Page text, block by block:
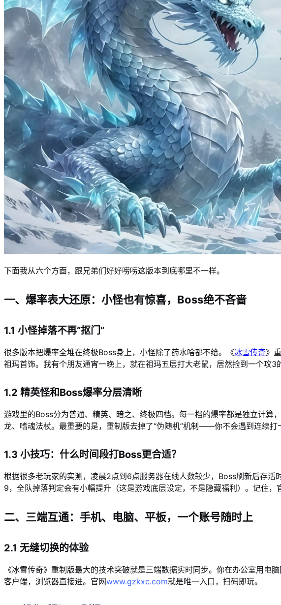
下面我从六个方面，跟兄弟们好好唠唠这版本到底哪里不一样。
一、爆率表大还原：小怪也有惊喜，Boss绝不吝啬
1.1 小怪掉落不再“抠门”
很多版本把爆率全堆在终极Boss身上，小怪除了药水啥都不给。《冰雪传奇》
祖玛首饰。我有个朋友通宵一晚上，就在祖玛五层打大老鼠，居然捡到一个攻
1.2 精英怪和Boss爆率分层清晰
游戏里的Boss分为普通、精英、暗之、终极四档。每一档的爆率都是独立计
龙、嗜魂法杖。最重要的是，重制版去掉了“伪随机”机制——你不会遇到连续打
1.3 小技巧：什么时间段打Boss更合适？
根据很多老玩家的实测，凌晨2点到6点服务器在线人数较少，Boss刷新后存
9，全队掉落判定会有小幅提升（这是游戏底层设定，不是隐藏福利）。记住，
二、三端互通：手机、电脑、平板，一个账号随时上
2.1 无缝切换的体验
《冰雪传奇》重制版最大的技术突破就是三端数据实时同步。你在办公室用
客户端，浏览器直接进。官网www.gzkxc.com就是唯一入口，扫码即玩。